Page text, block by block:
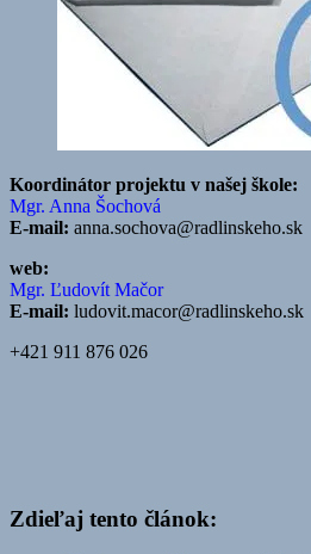
Koordinátor projektu v našej škole:
Mgr. Anna Šochová
E-mail: anna.sochova@radlinskeho.sk
web:
Mgr. Ľudovít Mačor
E-mail: ludovit.macor@radlinskeho.sk
+421 911 876 026
Zdieľaj tento článok: